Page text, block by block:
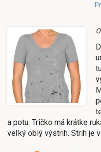
a potu. Tričko má krátke
veľký oblý výstrih. Strih je